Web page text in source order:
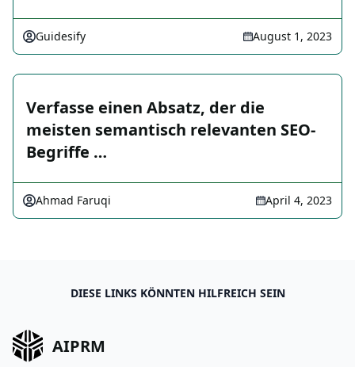
Guidesify August 1, 2023
Verfasse einen Absatz, der die
meisten semantisch relevanten SEO-
Begriffe …
Ahmad Faruqi April 4, 2023
DIESE LINKS KÖNNTEN HILFREICH SEIN
AIPRM